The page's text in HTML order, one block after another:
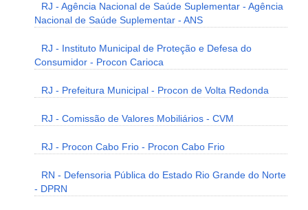
RJ - Agência Nacional de Saúde Suplementar - Agência
Nacional de Saúde Suplementar - ANS
RJ - Instituto Municipal de Proteção e Defesa do
Consumidor - Procon Carioca
RJ - Prefeitura Municipal - Procon de Volta Redonda
RJ - Comissão de Valores Mobiliários - CVM
RJ - Procon Cabo Frio - Procon Cabo Frio
RN - Defensoria Pública do Estado Rio Grande do Norte
- DPRN